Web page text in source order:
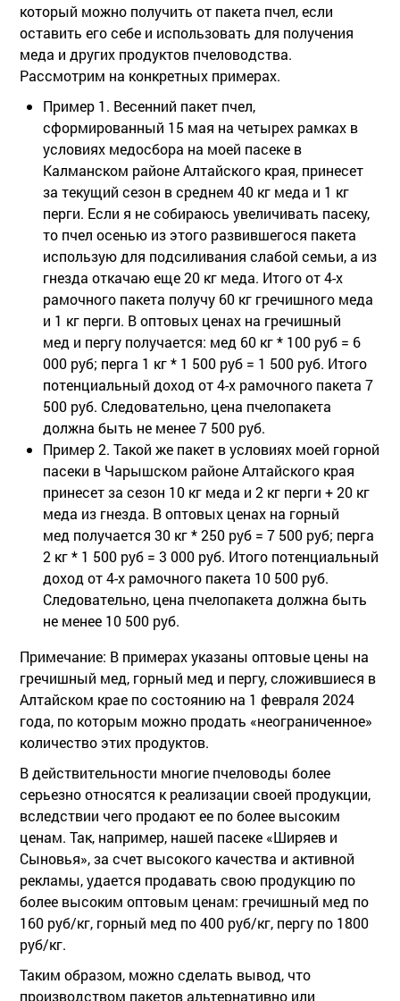
который можно получить от пакета пчел, если
оставить его себе и использовать для получения
меда и других продуктов пчеловодства.
Рассмотрим на конкретных примерах.
Пример 1. Весенний пакет пчел,
сформированный 15 мая на четырех рамках в
условиях медосбора на моей пасеке в
Калманском районе Алтайского края, принесет
за текущий сезон в среднем 40 кг меда и 1 кг
перги. Если я не собираюсь увеличивать пасеку,
то пчел осенью из этого развившегося пакета
использую для подсиливания слабой семьи, а из
гнезда откачаю еще 20 кг меда. Итого от 4-х
рамочного пакета получу 60 кг гречишного меда
и 1 кг перги. В оптовых ценах на гречишный
мед и пергу получается: мед 60 кг * 100 руб = 6
000 руб; перга 1 кг * 1 500 руб = 1 500 руб. Итого
потенциальный доход от 4-х рамочного пакета 7
500 руб. Следовательно, цена пчелопакета
должна быть не менее 7 500 руб.
Пример 2. Такой же пакет в условиях моей горной
пасеки в Чарышском районе Алтайского края
принесет за сезон 10 кг меда и 2 кг перги + 20 кг
меда из гнезда. В оптовых ценах на горный
мед получается 30 кг * 250 руб = 7 500 руб; перга
2 кг * 1 500 руб = 3 000 руб. Итого потенциальный
доход от 4-х рамочного пакета 10 500 руб.
Следовательно, цена пчелопакета должна быть
не менее 10 500 руб.
Примечание: В примерах указаны оптовые цены на
гречишный мед, горный мед и пергу, сложившиеся в
Алтайском крае по состоянию на 1 февраля 2024
года, по которым можно продать «неограниченное»
количество этих продуктов.
В действительности многие пчеловоды более
серьезно относятся к реализации своей продукции,
вследствии чего продают ее по более высоким
ценам. Так, например, нашей пасеке «Ширяев и
Сыновья», за счет высокого качества и активной
рекламы, удается продавать свою продукцию по
более высоким оптовым ценам: гречишный мед по
160 руб/кг, горный мед по 400 руб/кг, пергу по 1800
руб/кг.
Таким образом, можно сделать вывод, что
производством пакетов альтернативно или